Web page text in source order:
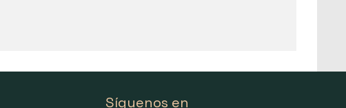
Síguenos en